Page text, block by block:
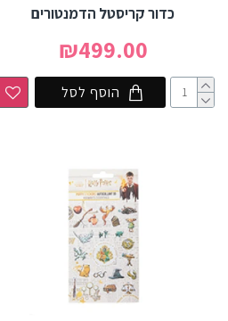
כדור קריסטל הדמנטורים
₪499.00
הוסף לסל